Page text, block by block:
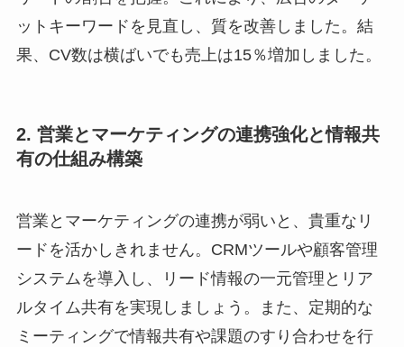
ットキーワードを見直し、質を改善しました。結
果、CV数は横ばいでも売上は15％増加しました。
2. 営業とマーケティングの連携強化と情報共
有の仕組み構築
営業とマーケティングの連携が弱いと、貴重なリ
ードを活かしきれません。CRMツールや顧客管理
システムを導入し、リード情報の一元管理とリア
ルタイム共有を実現しましょう。また、定期的な
ミーティングで情報共有や課題のすり合わせを行